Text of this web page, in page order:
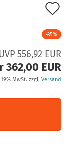
-35%
UVP 556,92 EUR
362,00 EUR
MwSt. zzgl. Versand